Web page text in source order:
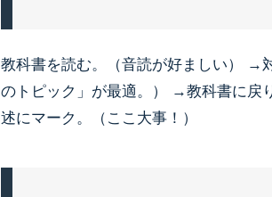
教科書を読む。（音読が好ましい） →
のトピック」が最適。） →教科書に戻
述にマーク。（ここ大事！）